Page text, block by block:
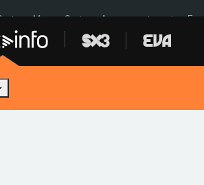
Menors Ceuta Aparcament agost